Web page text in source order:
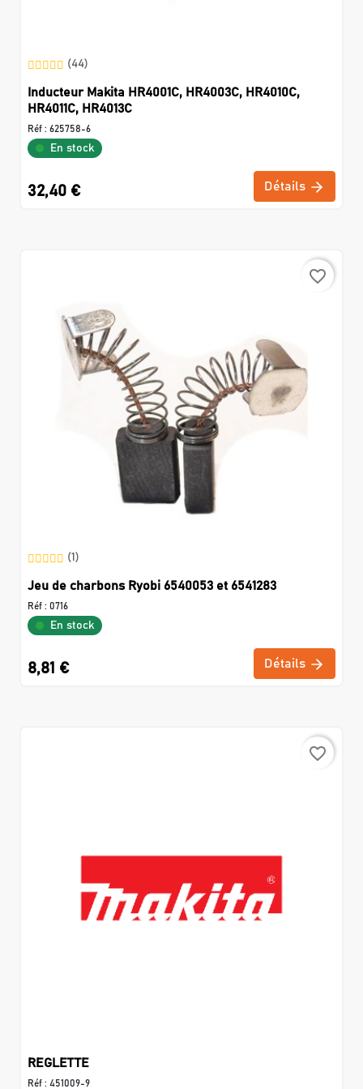
(44)
Inducteur Makita HR4001C, HR4003C, HR4010C,
HR4011C, HR4013C
Réf : 625758-6
En stock
32,40 € Détails
favorite_border
(1)
Jeu de charbons Ryobi 6540053 et 6541283
Réf : 0716
En stock
8,81 € Détails
favorite_border
REGLETTE
Réf : 451009-9